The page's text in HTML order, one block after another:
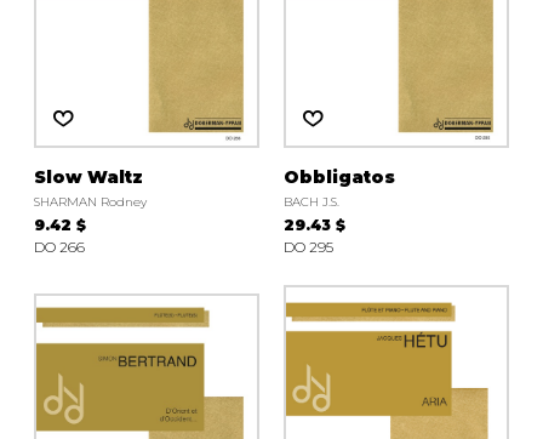
Slow Waltz
SHARMAN Rodney
9.42 $
DO 266
Obbligatos
BACH J.S.
29.43 $
DO 295